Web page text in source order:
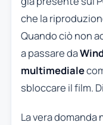
che la
Quando ciò non
a passare da
multimediale
sbloccare il film.
La vera